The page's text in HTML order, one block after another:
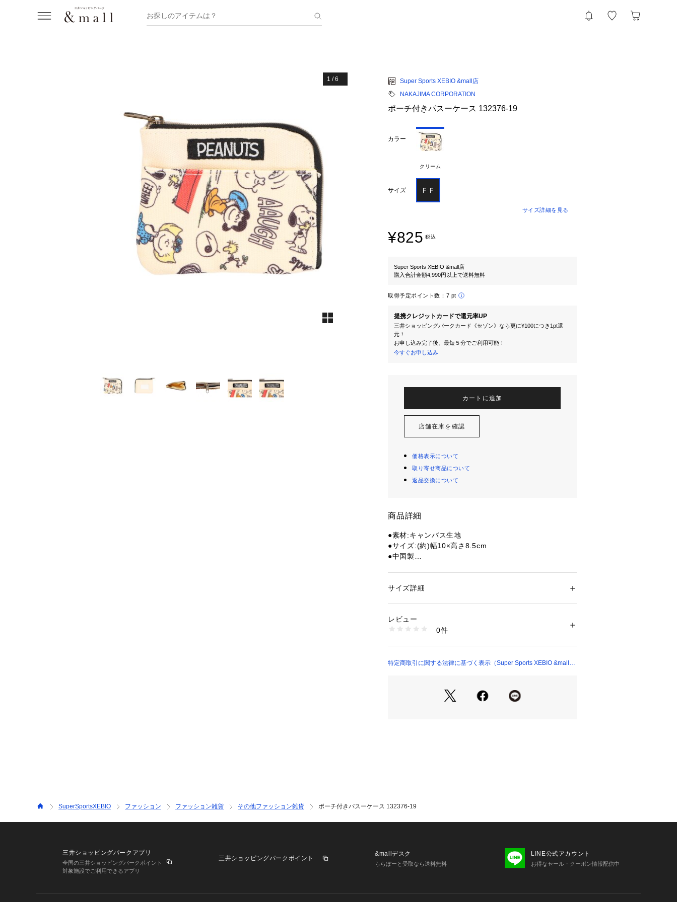
お探しのアイテムは？
1 /6
Super Sports XEBIO &mall店
NAKAJIMA CORPORATION
ポーチ付きパスーケース 132376-19
カラー
クリーム
サイズ ＦＦ
サイズ詳細を見る
¥825 税込
Super Sports XEBIO &mall店
購入合計金額4,990円以上で送料無料
取得予定ポイント数： 7 pt
提携クレジットカードで還元率UP
三井ショッピングパークカード《セゾン》なら更に¥100につき1pt還
元！
お申し込み完了後、最短５分でご利用可能！
今すぐお申し込み
カートに追加
店舗在庫を確認
価格表示について
取り寄せ商品について
返品交換について
商品詳細
●素材:キャンバス生地
●サイズ:(約)幅10×高さ8.5cm
●中国製
※総柄の商品については、生地の裁断箇所により、商品
ものがありますが、商品自体の仕様の相違には該当いた
※一部商品において弊社カラー表記がメーカーカラー表
実際の商品の色味が若干異なる場合があります。
※掲載の価格・製品のパッケージ・デザイン・仕様につ
性別：レディース
1540000159637
サイズ詳細
レビュー
0件
特定商取引に関する法律に基づく表示（Super Sports XEBIO &mall
SuperSportsXEBIO ファッション ファッション雑貨 その他ファッション雑貨 ポーチ付きパスーケース 132376-19
三井ショッピングパークアプリ
全国の三井ショッピングパークポイント
対象施設でご利用できるアプリ
三井ショッピングパークポイント
&mallデスク
ららぽーと受取なら送料無料
LINE公式アカウント
お得なセール・クーポン情報配信中